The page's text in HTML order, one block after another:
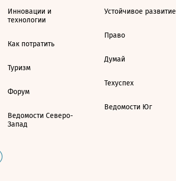
Инновации и
технологии
Как потратить
Туризм
Форум
Ведомости Северо-
Запад
Устойчивое развитие
Право
Думай
Техуспех
Ведомости Юг